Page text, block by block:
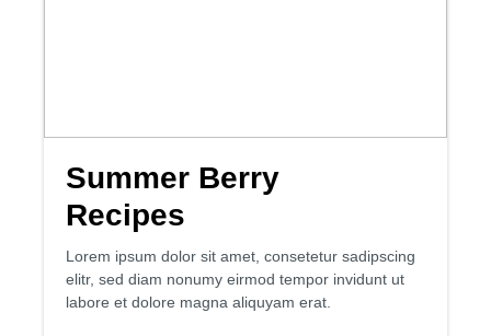
Summer Berry
Recipes
Lorem ipsum dolor sit amet, consetetur sadipscing
elitr, sed diam nonumy eirmod tempor invidunt ut
labore et dolore magna aliquyam erat.